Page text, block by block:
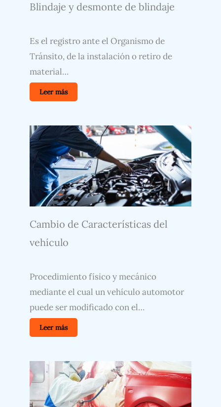
Blindaje y desmonte de blindaje
Es el registro ante el Organismo de
Tránsito, de la instalación o retiro de
material…
Leer más
Cambio de Características del
vehículo
Procedimiento físico y mecánico
mediante el cual un vehículo automotor
puede ser modificado con el…
Leer más